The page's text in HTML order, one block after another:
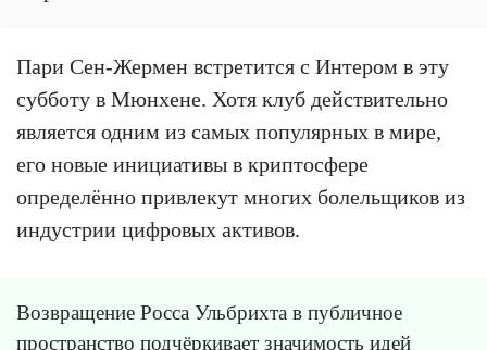
Пари Сен-Жермен встретится с Интером в эту
субботу в Мюнхене. Хотя клуб действительно
является одним из самых популярных в мире,
его новые инициативы в криптосфере
определённо привлекут многих болельщиков из
индустрии цифровых активов.
Возвращение Росса Ульбрихта в публичное
пространство подчёркивает значимость идей